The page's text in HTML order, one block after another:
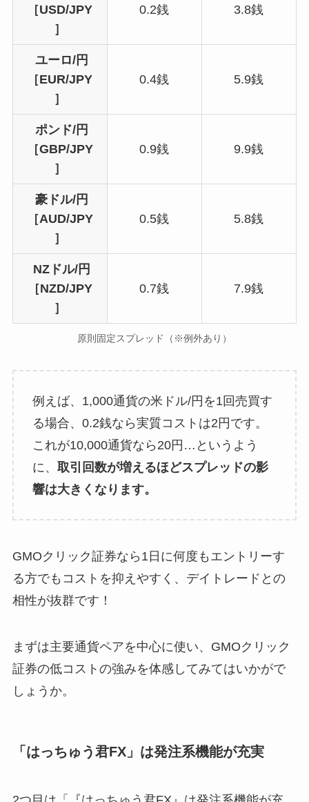
［USD/JPY
］
0.2銭 3.8銭
ユーロ/円
［EUR/JPY
］
0.4銭 5.9銭
ポンド/円
［GBP/JPY
］
0.9銭 9.9銭
豪ドル/円
［AUD/JPY
］
0.5銭 5.8銭
NZドル/円
［NZD/JPY
］
0.7銭 7.9銭
原則固定スプレッド（※例外あり）
例えば、1,000通貨の米ドル/円を1回売買す
る場合、0.2銭なら実質コストは2円です。
これが10,000通貨なら20円…というよう
に、 取引回数が増えるほどスプレッドの影
響は大きくなります。
GMOクリック証券なら1日に何度もエントリーす
る方でもコストを抑えやすく、デイトレードとの
相性が抜群です！
まずは主要通貨ペアを中心に使い、GMOクリック
証券の低コストの強みを体感してみてはいかがで
しょうか。
「はっちゅう君FX」は発注系機能が充実